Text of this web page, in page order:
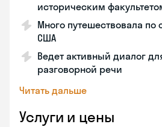
историческим
Много путешествовала по
США
Ведет активный диалог
разговорной речи
Читать дальше
Услуги и цены